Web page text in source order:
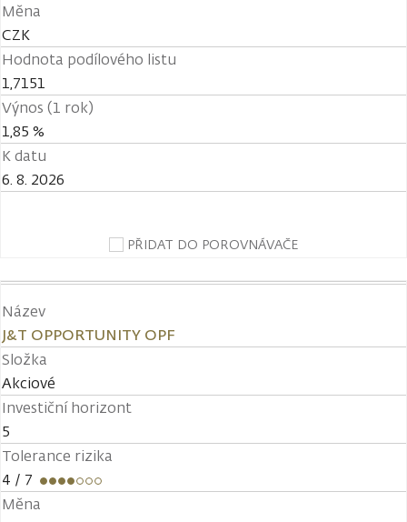
Měna
CZK
Hodnota podílového listu
1,7151
Výnos (1 rok)
1,85 %
K datu
6. 8. 2026
PŘIDAT DO POROVNÁVAČE
Název
J&T OPPORTUNITY OPF
Složka
Akciové
Investiční horizont
5
Tolerance rizika
4 / 7
Měna